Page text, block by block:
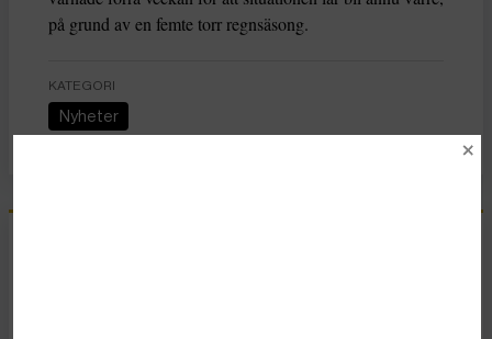
på grund av en femte torr regnsäsong.
KATEGORI
Nyheter